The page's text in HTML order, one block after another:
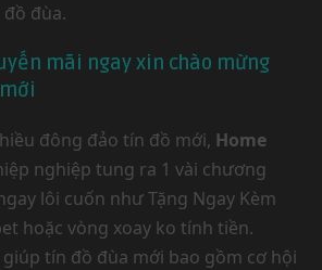
đùa.
mãi ngay xin chào mừng
đông đảo tín đồ mới, Home
nghiệp tung ra 1 vài chương
lôi cuốn như Tặng Ngay Kèm
hoặc vòng xoay ko tính tiền.
tín đồ đùa mới bao gồm cơ hội